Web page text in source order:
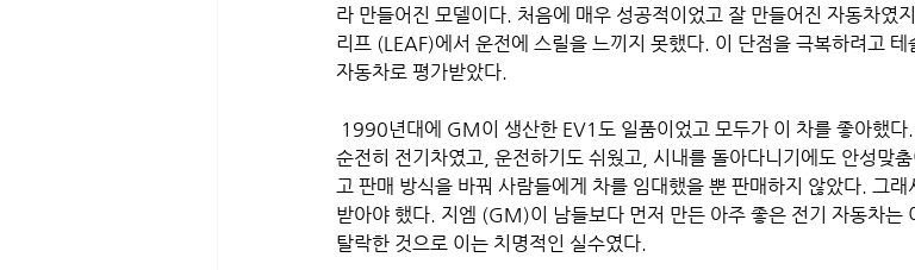
라 만들어진 모델이다. 처음에 매우 성공적이었고 잘 만들어진 자동차였
리프 (LEAF)에서 운전에 스릴을 느끼지 못했다. 이 단점을 극복하려고
자동차로 평가받았다.
1990년대에 GM이 생산한 EV1도 일품이었고 모두가 이 차를 좋아했다.
순전히 전기차였고, 운전하기도 쉬웠고, 시내를 돌아다니기에도 안성맞
고 판매 방식을 바꿔 사람들에게 차를 임대했을 뿐 판매하지 않았다. 그
받아야 했다. 지엠 (GM)이 남들보다 먼저 만든 아주 좋은 전기 자동차는
탈락한 것으로 이는 치명적인 실수였다.